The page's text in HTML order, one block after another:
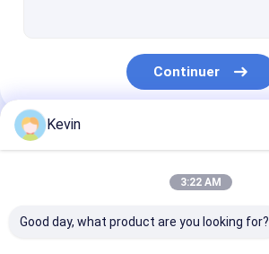
Continuer
Nos Catégories
Kevin
3:22 AM
Good day, what product are you looking for?